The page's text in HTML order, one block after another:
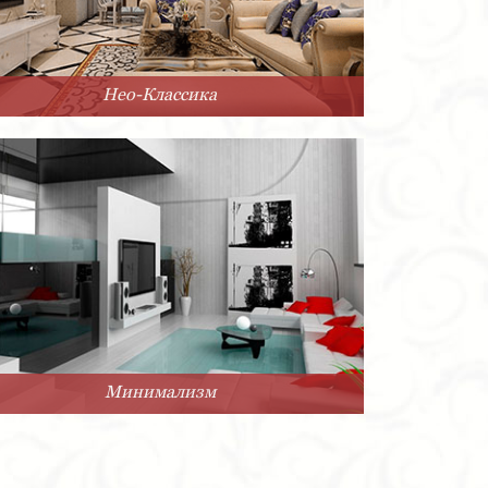
Нео-Классика
Минимализм